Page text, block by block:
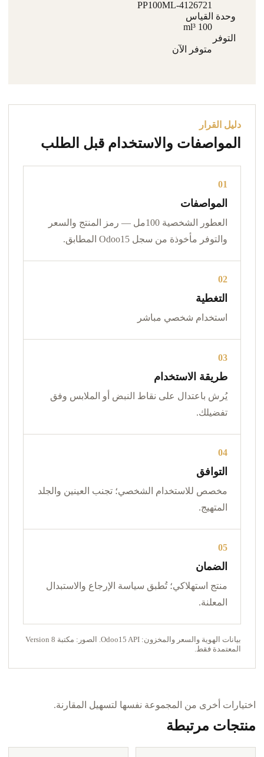
PP100ML-4126721
وحدة القياس
100 ml³
التوفر
متوفر الآن
دليل القرار
المواصفات والاستخدام قبل الطلب
01
المواصفات
العطور الشخصية 100مل — رمز المنتج والسعر
والتوفر مأخوذة من سجل Odoo15 المطابق.
02
التغطية
استخدام شخصي مباشر
03
طريقة الاستخدام
يُرش باعتدال على نقاط النبض أو الملابس وفق
تفضيلك.
04
التوافق
مخصص للاستخدام الشخصي؛ تجنب العينين والجلد
المتهيج.
05
الضمان
منتج استهلاكي؛ تُطبق سياسة الإرجاع والاستبدال
المعلنة.
بيانات الهوية والسعر والمخزون: Odoo15 API. الصور: مكتبة Version 8
المعتمدة فقط.
اختيارات أخرى من المجموعة نفسها لتسهيل المقارنة.
منتجات مرتبطة